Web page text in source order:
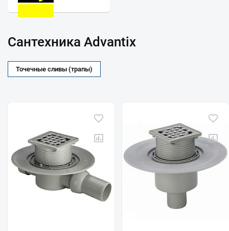
Сантехника Advantix
Точечные сливы (трапы)